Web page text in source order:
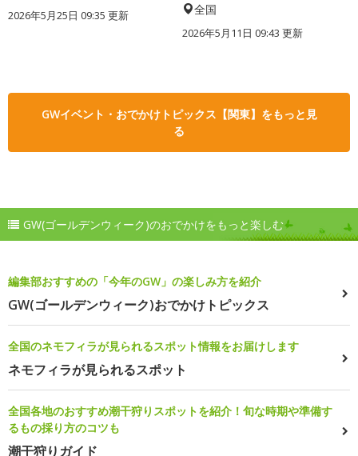
2026年5月25日 09:35 更新 全国
2026年5月11日 09:43 更新
GWイベント・おでかけトピックス【関東】をもっと見
る
GW(ゴールデンウィーク)のおでかけをもっと楽しむ
編集部おすすめの「今年のGW」の楽しみ方を紹介
GW(ゴールデンウィーク)おでかけトピックス
全国のネモフィラが見られるスポット情報をお届けします
ネモフィラが見られるスポット
全国各地のおすすめ潮干狩りスポットを紹介！旬な時期や準備す
るもの採り方のコツも
潮干狩りガイド